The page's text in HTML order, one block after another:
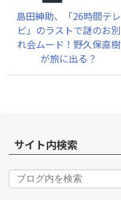
島田紳助、「26時間テレ
ビ」のラストで謎のお別
れ会ムード！野久保直樹
が旅に出る？
サイト内検索